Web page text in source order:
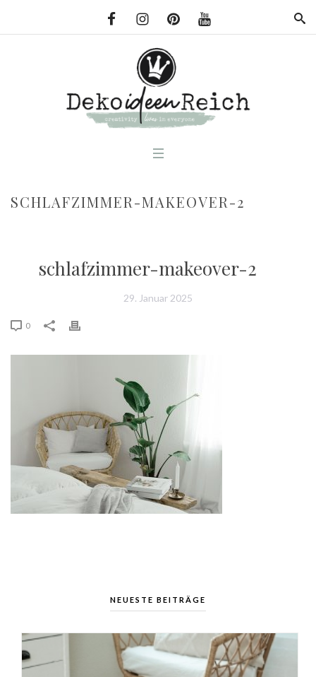
SCHLAFZIMMER-MAKEOVER-2
schlafzimmer-makeover-2
29. Januar 2025
0
NEUESTE BEITRÄGE